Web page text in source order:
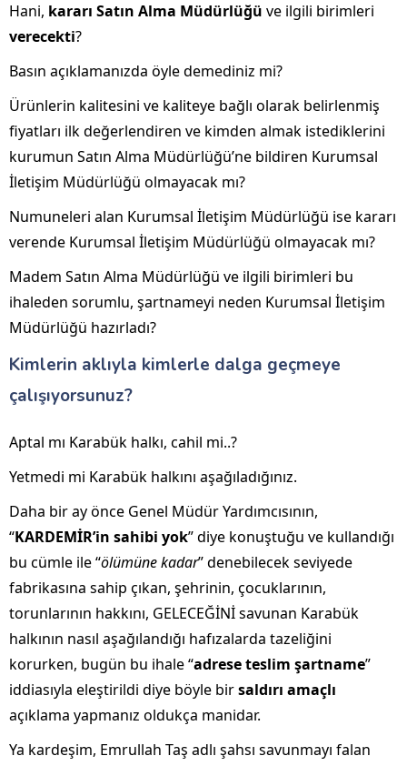
Hani, kararı Satın Alma Müdürlüğü ve ilgili birimleri
verecekti?
Basın açıklamanızda öyle demediniz mi?
Ürünlerin kalitesini ve kaliteye bağlı olarak belirlenmiş
fiyatları ilk değerlendiren ve kimden almak istediklerini
kurumun Satın Alma Müdürlüğü’ne bildiren Kurumsal
İletişim Müdürlüğü olmayacak mı?
Numuneleri alan Kurumsal İletişim Müdürlüğü ise kararı
verende Kurumsal İletişim Müdürlüğü olmayacak mı?
Madem Satın Alma Müdürlüğü ve ilgili birimleri bu
ihaleden sorumlu, şartnameyi neden Kurumsal İletişim
Müdürlüğü hazırladı?
Kimlerin aklıyla kimlerle dalga geçmeye
çalışıyorsunuz?
Aptal mı Karabük halkı, cahil mi..?
Yetmedi mi Karabük halkını aşağıladığınız.
Daha bir ay önce Genel Müdür Yardımcısının,
“KARDEMİR’in sahibi yok” diye konuştuğu ve kullandığı
bu cümle ile “ölümüne kadar” denebilecek seviyede
fabrikasına sahip çıkan, şehrinin, çocuklarının,
torunlarının hakkını, GELECEĞİNİ savunan Karabük
halkının nasıl aşağılandığı hafızalarda tazeliğini
korurken, bugün bu ihale “adrese teslim şartname”
iddiasıyla eleştirildi diye böyle birsaldırı amaçlı
açıklama yapmanız oldukça manidar.
Ya kardeşim, Emrullah Taş adlı şahsı savunmayı falan